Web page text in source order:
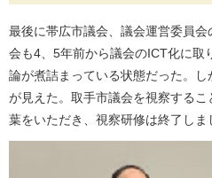
最後に帯広市議会、議会運営委員
会も4、5年前から議会のICT化に取
論が煮詰まっている状態だった。
が見えた。取手市議会を視察する
葉をいただき、視察研修は終了しま